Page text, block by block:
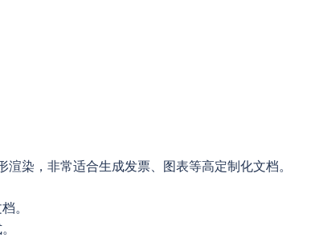
渲染，非常适合生成发票、图表等高定制化文档。
。